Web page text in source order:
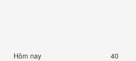
Hôm nay
40